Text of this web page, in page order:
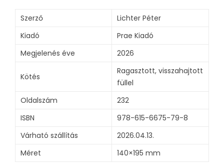
Szerző
Lichter Péter
Kiadó
Prae Kiadó
Megjelenés éve
2026
Kötés
Ragasztott, visszahajtott
füllel
Oldalszám
232
ISBN
978-615-6675-79-8
Várható szállítás
2026.04.13.
Méret
140×195 mm